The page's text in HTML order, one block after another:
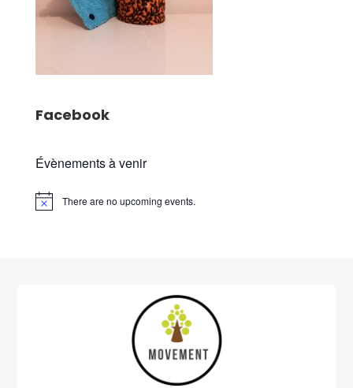
Facebook
Évènements à venir
There are no upcoming events.